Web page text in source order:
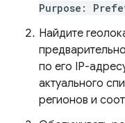
Purpose:
Найдите
по его IP-
актуального
регионов и